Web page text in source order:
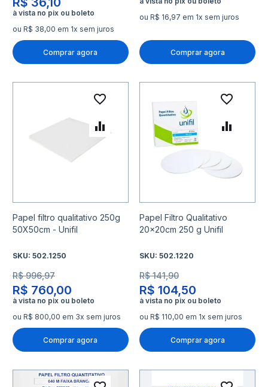
ou R$ 38,00 em 1x sem juros
Comprar agora
ou R$ 16,97 em 1x sem juros
Comprar agora
Papel filtro qualitativo 250g
50X50cm - Unifil
SKU: 502.1250
R$ 760,00
R$ 996,97
ou R$ 800,00 em 3x sem juros
Comprar agora
Adicionar à lista de
Adicionar para Comparar
Papel Filtro Qualitativo
20x20cm 250 g Unifil
SKU:502.1220
R$ 104,50
R$ 141,90
ou R$ 110,00 em 1x sem juros
Comprar agora